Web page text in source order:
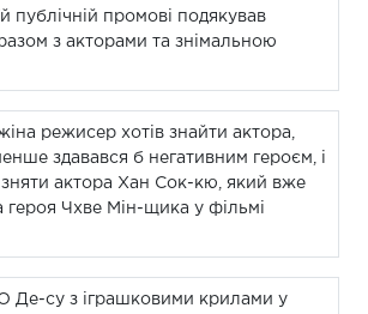
публічній промові подякував
з акторами та знімальною
режисер хотів знайти актора,
здавався б негативним героєм, і
зняти актора Хан Сок-кю, який вже
героя Чхве Мін-щика у фільмі
Де-су з іграшковими крилами у